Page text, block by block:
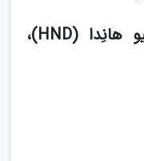
فرودگاه بین المللی توکیو هانِدا (HND)،